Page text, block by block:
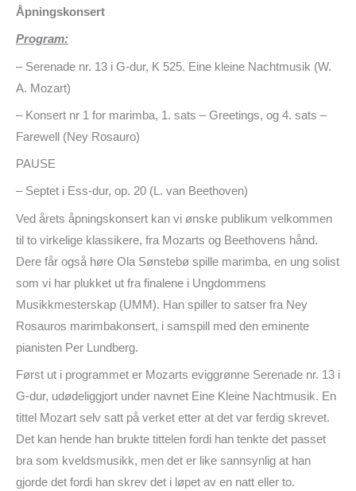
Åpningskonsert
Program:
– Serenade nr. 13 i G-dur, K 525. Eine kleine Nachtmusik (W.
A. Mozart)
– Konsert nr 1 for marimba, 1. sats – Greetings, og 4. sats –
Farewell (Ney Rosauro)
PAUSE
– Septet i Ess-dur, op. 20 (L. van Beethoven)
Ved årets åpningskonsert kan vi ønske publikum velkommen
til to virkelige klassikere, fra Mozarts og Beethovens hånd.
Dere får også høre Ola Sønstebø spille marimba, en ung solist
som vi har plukket ut fra finalene i Ungdommens
Musikkmesterskap (UMM). Han spiller to satser fra Ney
Rosauros marimbakonsert, i samspill med den eminente
pianisten Per Lundberg.
Først ut i programmet er Mozarts eviggrønne Serenade nr. 13 i
G-dur, udødeliggjort under navnet Eine Kleine Nachtmusik. En
tittel Mozart selv satt på verket etter at det var ferdig skrevet.
Det kan hende han brukte tittelen fordi han tenkte det passet
bra som kveldsmusikk, men det er like sannsynlig at han
gjorde det fordi han skrev det i løpet av en natt eller to.